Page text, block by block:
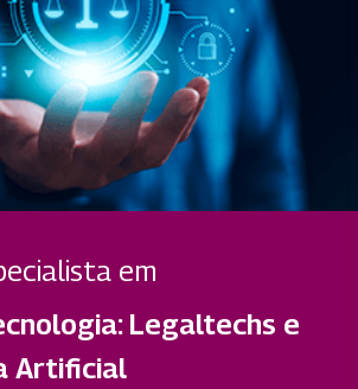
em
Legaltechs e
Artificial